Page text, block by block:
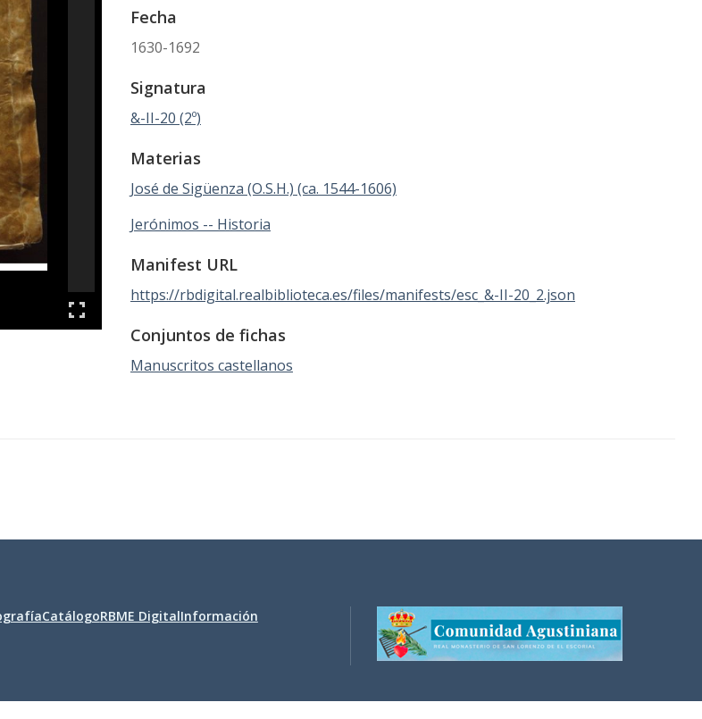
Fecha
1630-1692
Signatura
&-II-20 (2º)
Materias
José de Sigüenza (O.S.H.) (ca. 1544-1606)
Jerónimos -- Historia
Manifest URL
https://rbdigital.realbiblioteca.es/files/manifests/esc_&-II-20_2.json
Conjuntos de fichas
Manuscritos castellanos
CatálogoRBME DigitalInformación